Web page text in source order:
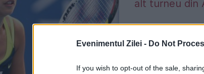
Evenimentul Zilei - Do Not
If you wish to opt-out of the sale,
Simona
alt turneu